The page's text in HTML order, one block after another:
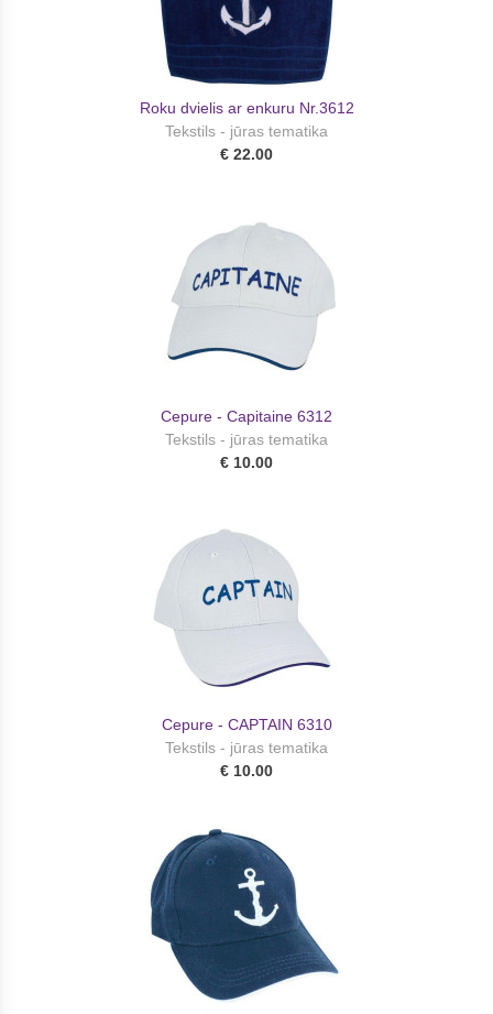
Roku dvielis ar enkuru Nr.3612
Tekstils - jūras tematika
€ 22.00
Cepure - Capitaine 6312
Tekstils - jūras tematika
€ 10.00
Cepure - CAPTAIN 6310
Tekstils - jūras tematika
€ 10.00